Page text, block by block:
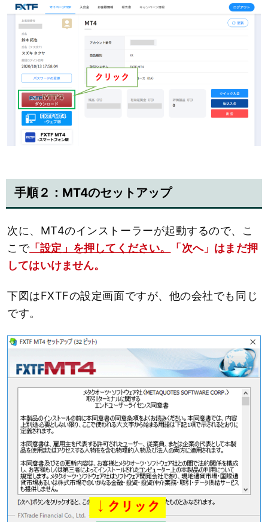
手順２：MT4のセットアップ
次に、MT4のインストーラーが起動するので、こ
こで「設定」を押してください。
「次へ」はまだ押
してはいけません。
下図はFXTFの設定画面ですが、他の会社でも同じ
です。